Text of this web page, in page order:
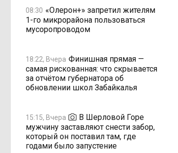
08:30 «Олерон+» запретил жителям
1-го микрорайона пользоваться
мусоропроводом
18:22, Вчера Финишная прямая —
самая рискованная: что скрывается
за отчётом губернатора об
обновлении школ Забайкалья
15:15, Вчера
В Шерловой Горе
мужчину заставляют снести забор,
который он поставил там, где
годами было запустение